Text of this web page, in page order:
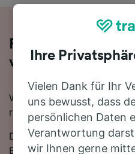
Fahren Sie mit
von Girona nach
Wenn Sie mit dem Zug von
reisen möchten, sind Sie
Die schnellste Reisezeit für
Barcelona mit dem Zug
Ihre
Vielen Dank für Ihr
uns bewusst, dass
persönlichen Daten
Verantwortung
wir Ihnen gerne